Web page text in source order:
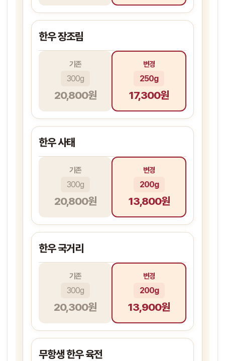
한우 장조림
기존
20,800원
300g
변경
17,300원
250g
한우 사태
기존
20,800원
300g
변경
13,800원
200g
한우 국거리
기존
20,300원
300g
변경
13,900원
200g
무항생 한우 육전